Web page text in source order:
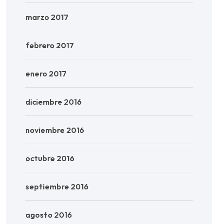
marzo 2017
febrero 2017
enero 2017
diciembre 2016
noviembre 2016
octubre 2016
septiembre 2016
agosto 2016